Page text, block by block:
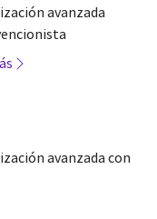
avanzada
avanzada con